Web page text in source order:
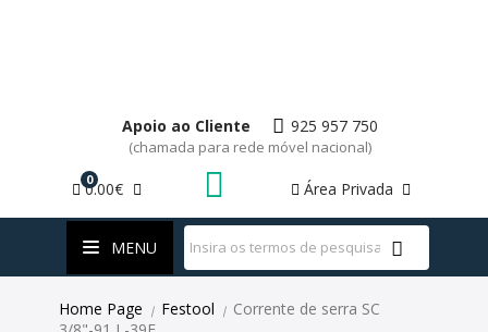
WhatsApp
Apoio ao Cliente 925 957 750
(chamada para rede móvel nacional)
Área Privada
0
0.00€
MENU
Home Page | Festool | Corrente de serra SC